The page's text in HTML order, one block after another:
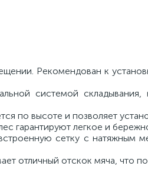
Рекомендован к
системой
по высоте и позволяет
гарантируют легкое и
сетку с натяжным
отличный отскок мяча, что